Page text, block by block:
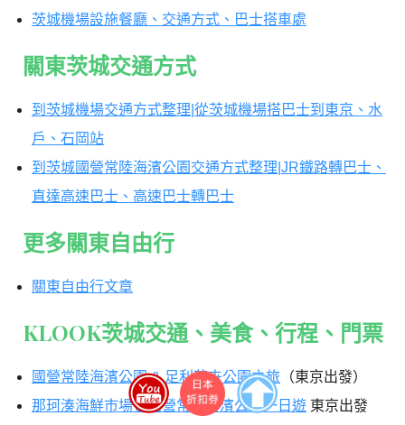
茨城機場設施餐廳、交通方式、巴士搭車處
關東茨城交通方式
到茨城機場交通方式整理|從茨城機場搭巴士到東京、水
戶、石岡站
到茨城國營常陸海濱公園交通方式整理|JR鐵路轉巴士、
直達高速巴士、高速巴士轉巴士
更多關東自由行
關東自由行文章
KLOOK茨城交通、美食、行程、門票
國營常陸海濱公園 & 足利花卉公園之旅 （東京出發）
那珂湊海鮮市場＆國營常陸海濱公園一日遊 東京出發